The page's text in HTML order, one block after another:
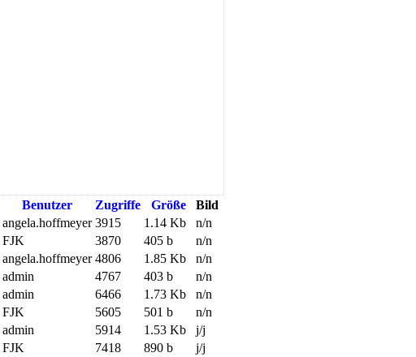
Benutzer Zugriffe Größe
Bild
angela.hoffmeyer 3915 1.14 Kb
n/n
FJK 3870 405 b
n/n
angela.hoffmeyer 4806 1.85 Kb
n/n
admin 4767 403 b
n/n
admin 6466 1.73 Kb
n/n
FJK 5605 501 b
n/n
admin 5914 1.53 Kb
j/j
FJK 7418 890 b
j/j